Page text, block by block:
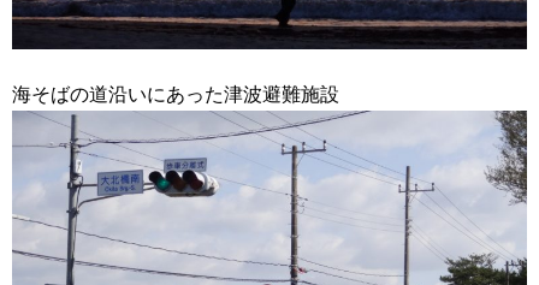
海そばの道沿いにあった津波避難施設